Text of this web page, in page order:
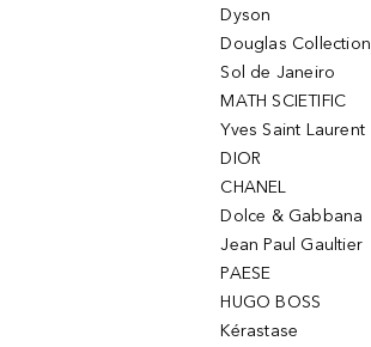
Dyson
Douglas Collection
Sol de Janeiro
MATH SCIETIFIC
Yves Saint Laurent
DIOR
CHANEL
Dolce & Gabbana
Jean Paul Gaultier
PAESE
HUGO BOSS
Kérastase